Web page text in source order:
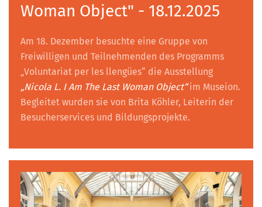
Woman Object" - 18.12.2025
Am 18. Dezember besuchte eine Gruppe von
Freiwilligen und Teilnehmenden des Programms
„Voluntariat per les llengües“ die Ausstellung
„Nicola L. I Am The Last Woman Object“im Museion.
Begleitet wurden sie von Brita Köhler, Leiterin der
Besucherservices und Bildungsprojekte.